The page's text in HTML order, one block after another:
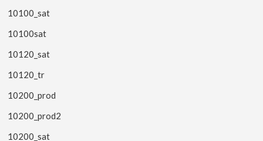
10100_sat
10100sat
10120_sat
10120_tr
10200_prod
10200_prod2
10200_sat